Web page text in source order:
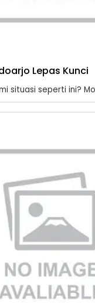
Lepas Kunci
situasi seperti ini?